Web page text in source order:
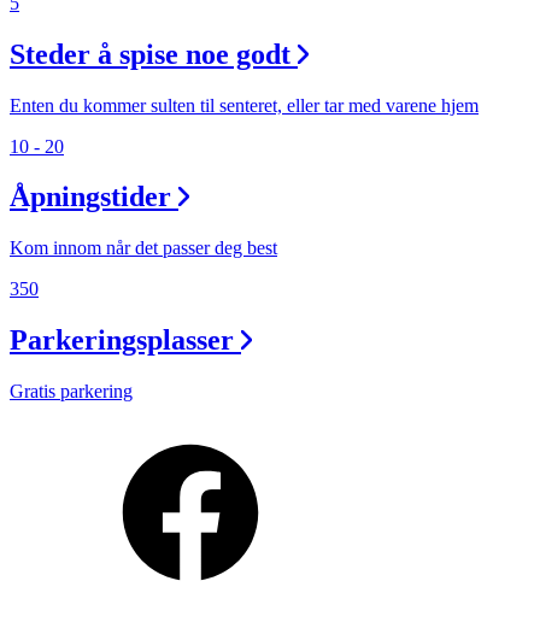
Steder å spise noe godt
Enten du kommer sulten til senteret, eller tar med varene hjem
10 - 20
Åpningstider
Kom innom når det passer deg best
350
Parkeringsplasser
Gratis parkering